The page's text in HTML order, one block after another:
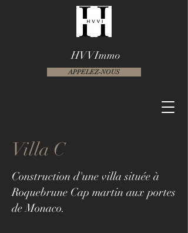
APPELEZ-NOUS
HVVImmo
Villa C
Construction d'une villa située à
Roquebrune Cap martin aux portes
de Monaco.